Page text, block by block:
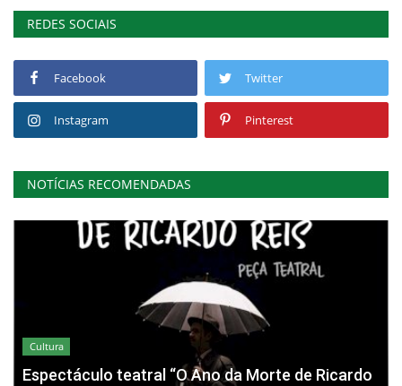
REDES SOCIAIS
Facebook Twitter
Instagram Pinterest
NOTÍCIAS RECOMENDADAS
Cultura
Espectáculo teatral “O Ano da Morte de Ricardo